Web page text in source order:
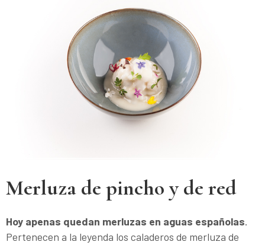
Merluza de pincho y de red
Hoy apenas quedan merluzas en aguas españolas.
Pertenecen a la leyenda los caladeros de merluza de